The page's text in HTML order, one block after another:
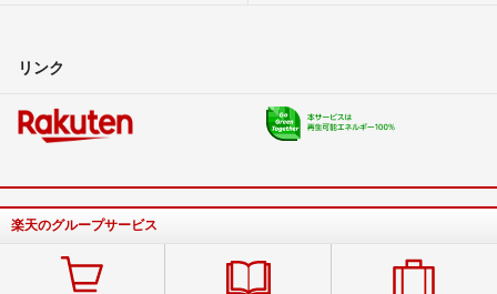
リンク
楽天のグループサービス